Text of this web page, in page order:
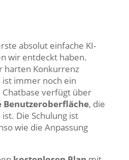
absolut einfache KI-
wir entdeckt haben.
harten Konkurrenz
ist immer noch ein
verfügt über
Benutzeroberfläche, die
Die Schulung ist
wie die Anpassung